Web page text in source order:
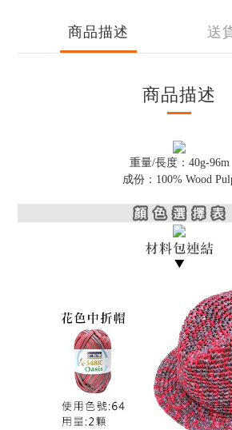
商品描述 送
商品描述
重量/長度：40g-96m
成份：100% Wood